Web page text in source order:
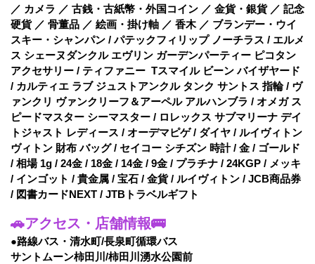
／ カメラ ／ 古銭・古紙幣・外国コイン ／ 金貨・銀貨 ／ 記念
硬貨 ／ 骨董品 ／ 絵画・掛け軸 ／ 香木 ／ ブランデー・ウイ
スキー・シャンパン / パテックフィリップ ノーチラス / エルメ
ス シェーヌダンクル エヴリン ガーデンパーティー ピコタン
アクセサリー / ティファニー Tスマイル ビーン バイザヤード
/ カルティエ ラブ ジュストアンクル タンク サントス 指輪 / ヴ
ァンクリ ヴァンクリーフ＆アーペル アルハンブラ / オメガ ス
ピードマスター シーマスター / ロレックス サブマリーナ デイ
トジャスト レディース / オーデマピゲ / ダイヤ / ルイヴィトン
ヴィトン 財布 バッグ / セイコー シチズン 時計 / 金 / ゴールド
/ 相場 1g / 24金 / 18金 / 14金 / 9金 / プラチナ / 24KGP / メッキ
/ インゴット / 貴金属 / 宝石 / 金貨 / ルイヴィトン / JCB商品券
/ 図書カードNEXT / JTBトラベルギフト
🚗アクセス・店舗情報🚌
●路線バス・清水町/長泉町循環バス
サントムーン柿田川/柿田川湧水公園前